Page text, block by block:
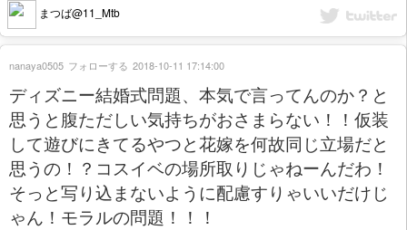
まつば@11_Mtb
ディズニー結婚式問題、本気で言ってんのか？と
思うと腹ただしい気持ちがおさまらない！！仮装
して遊びにきてるやつと花嫁を何故同じ立場だと
思うの！？コスイベの場所取りじゃねーんだわ！
そっと写り込まないように配慮すりゃいいだけじ
ゃん！モラルの問題！！！
nanaya0505 フォローする 2018-10-11 17:14:00